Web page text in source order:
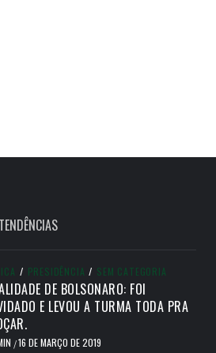
TENDÊNCIAS
/ PRESIDÊNCIA / SEM CATEGORIA
DE BOLSONARO: FOI
E LEVOU A TURMA TODA PRA
/16 DE MARÇO DE 2019